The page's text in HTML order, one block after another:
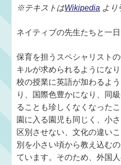
※テキストはWikipedia より
ネイティブの先生たちと一
保育を担うスペシャリスト
キルが求められるようにな
校の授業に英語が加わるよ
り、国際色豊かになり、同
ることも珍しくなくなった
園に入る園児も同じく、小
区別させない、文化の違い
別を小さい頃から教え込む
ています。そのため、外国